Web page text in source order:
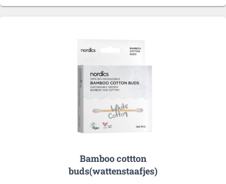
tot
Bamboo cottton
buds(wattenstaafjes)